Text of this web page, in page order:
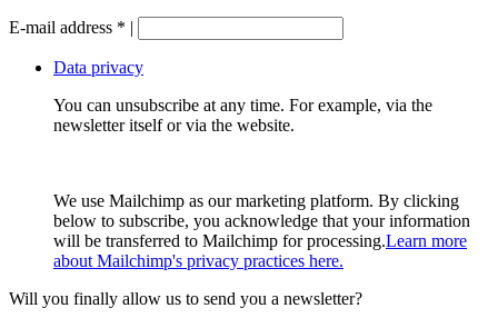
E-mail address * |
Data privacy
You can unsubscribe at any time. For example, via the
newsletter itself or via the website.
We use Mailchimp as our marketing platform. By clicking
below to subscribe, you acknowledge that your information
will be transferred to Mailchimp for processing.Learn more
about Mailchimp's privacy practices here.
Will you finally allow us to send you a newsletter?